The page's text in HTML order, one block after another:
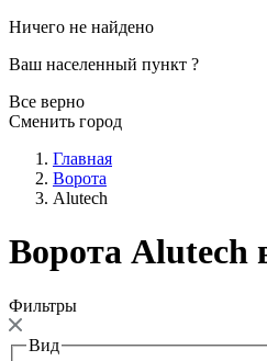
Ничего не найдено
Ваш населенный пункт ?
Все верно
Сменить город
Главная
Ворота
Alutech
Ворота Alutech
Фильтры
Вид